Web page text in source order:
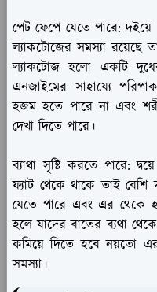
পেট ফেপে যেতে পারে:দইয়ে
ল্যাকটোজের সমস্যা রয়েছে
ল্যাকটোজ হলো একটি
এনজাইমের সাহায্যে
হজম হতে পারে না এবং
দেখা দিতে পারে।
ব্যাথা সৃষ্টি করতে পারে:
ফ্যাট থেকে থাকে তাই বেশি
যেতে পারে এবং এর থেকে
হলে যাদের বাতের ব্যথা
কমিয়ে দিতে হবে নয়তো
সমস্যা।